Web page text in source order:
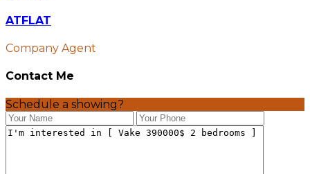
ATFLAT
Company Agent
Contact Me
Schedule a showing?